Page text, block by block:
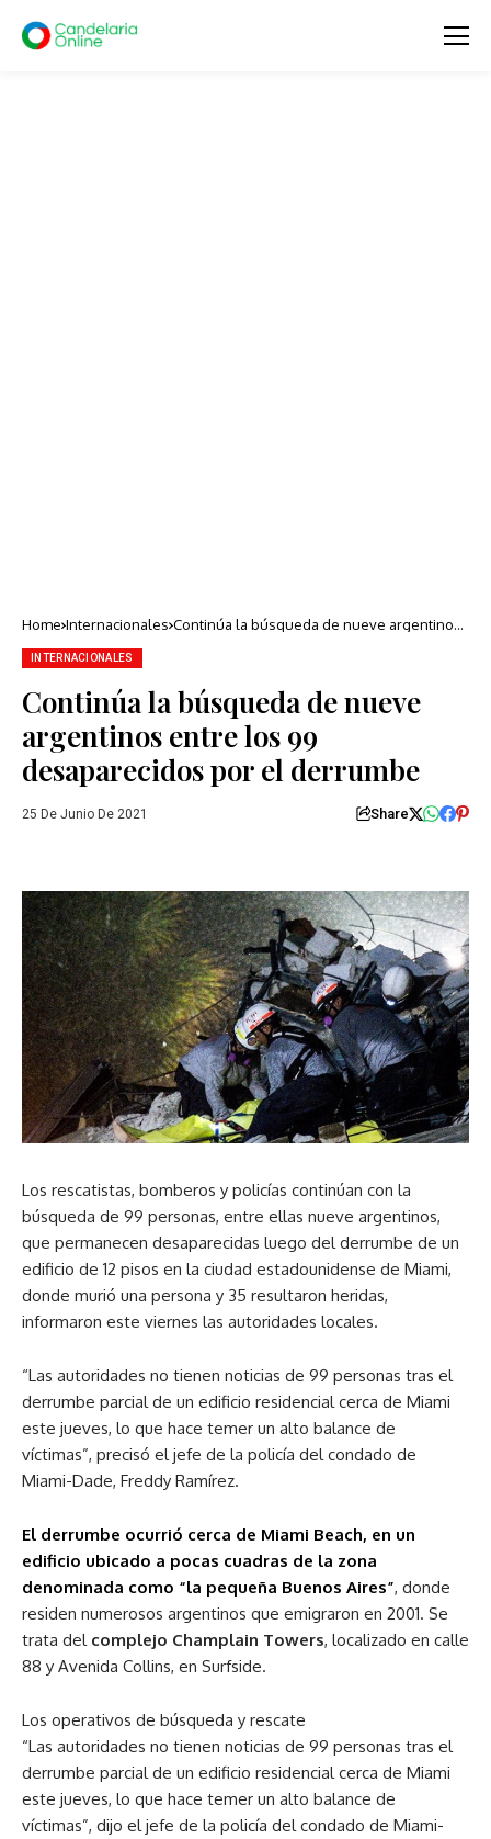
Home Internacionales Continúa la búsqueda de nueve argentinos
INTERNACIONALES
Continúa la búsqueda de nueve
argentinos entre los 99
desaparecidos por el derrumbe
25 De Junio De 2021 Share
Los rescatistas, bomberos y policías continúan con la
búsqueda de 99 personas, entre ellas nueve argentinos,
que permanecen desaparecidas luego del derrumbe de un
edificio de 12 pisos en la ciudad estadounidense de Miami,
donde murió una persona y 35 resultaron heridas,
informaron este viernes las autoridades locales.
“Las autoridades no tienen noticias de 99 personas tras el
derrumbe parcial de un edificio residencial cerca de Miami
este jueves, lo que hace temer un alto balance de
víctimas”, precisó el jefe de la policía del condado de
Miami-Dade, Freddy Ramírez.
El derrumbe ocurrió cerca de Miami Beach, en un
edificio ubicado a pocas cuadras de la zona
denominada como “la pequeña Buenos Aires”, donde
residen numerosos argentinos que emigraron en 2001. Se
trata del complejo Champlain Towers, localizado en calle
88 y Avenida Collins, en Surfside.
Los operativos de búsqueda y rescate
“Las autoridades no tienen noticias de 99 personas tras el
derrumbe parcial de un edificio residencial cerca de Miami
este jueves, lo que hace temer un alto balance de
víctimas”, dijo el jefe de la policía del condado de Miami-